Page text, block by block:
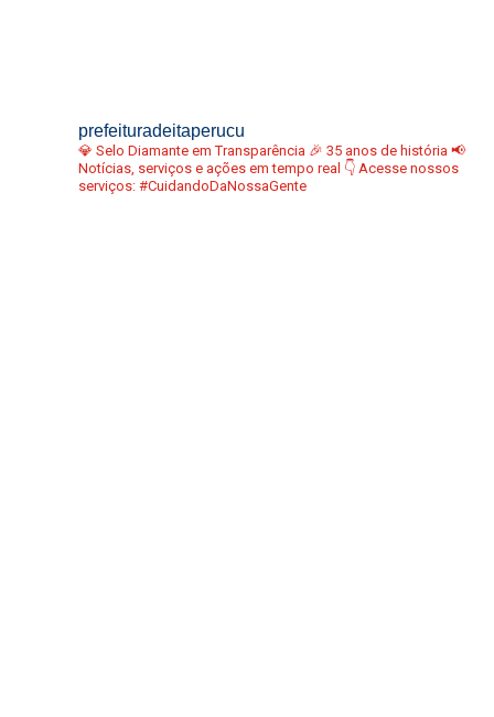
prefeituradeitaperucu
💎 Selo Diamante em Transparência 🎉 35 anos de história 📢
Notícias, serviços e ações em tempo real 👇 Acesse nossos
serviços: #CuidandoDaNossaGente